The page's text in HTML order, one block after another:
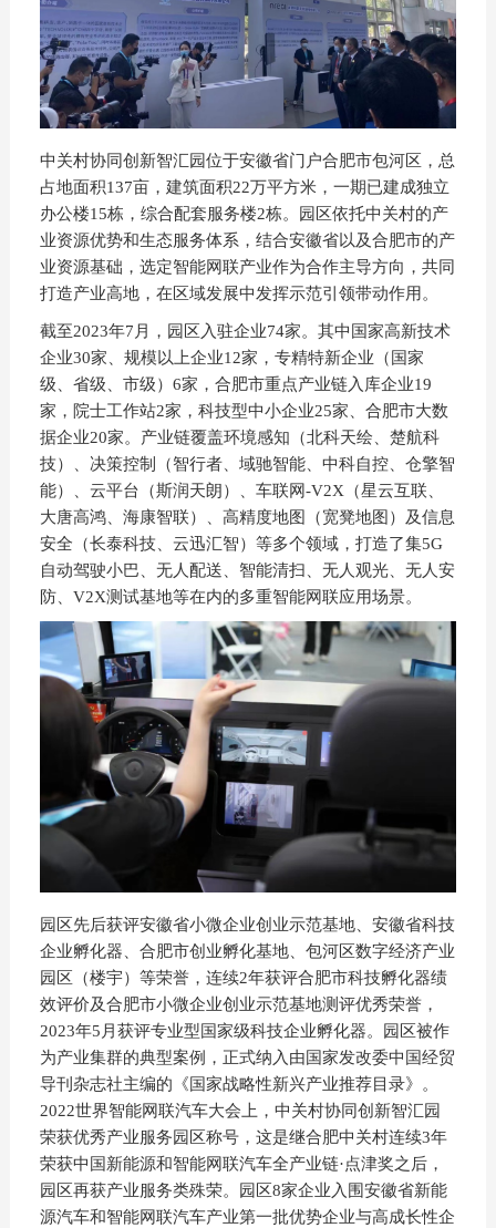
中关村协同创新智汇园位于安徽省门户合肥市包河区，总
占地面积137亩，建筑面积22万平方米，一期已建成独立
办公楼15栋，综合配套服务楼2栋。园区依托中关村的产
业资源优势和生态服务体系，结合安徽省以及合肥市的产
业资源基础，选定智能网联产业作为合作主导方向，共同
打造产业高地，在区域发展中发挥示范引领带动作用。
截至2023年7月，园区入驻企业74家。其中国家高新技术
企业30家、规模以上企业12家，专精特新企业（国家
级、省级、市级）6家，合肥市重点产业链入库企业19
家，院士工作站2家，科技型中⼩企业25家、合肥市大数
据企业20家。产业链覆盖环境感知（北科天绘、楚航科
技）、决策控制（智行者、域驰智能、中科自控、仓擎智
能）、云平台（斯润天朗）、车联网-V2X（星云互联、
大唐高鸿、海康智联）、高精度地图（宽凳地图）及信息
安全（长泰科技、云迅汇智）等多个领域，打造了集5G
自动驾驶小巴、无人配送、智能清扫、无人观光、无人安
防、V2X测试基地等在内的多重智能网联应用场景。
园区先后获评安徽省小微企业创业示范基地、安徽省科技
企业孵化器、合肥市创业孵化基地、包河区数字经济产业
园区（楼宇）等荣誉，连续2年获评合肥市科技孵化器绩
效评价及合肥市小微企业创业示范基地测评优秀荣誉，
2023年5月获评专业型国家级科技企业孵化器。园区被作
为产业集群的典型案例，正式纳入由国家发改委中国经贸
导刊杂志社主编的《国家战略性新兴产业推荐目录》。
2022世界智能网联汽车大会上，中关村协同创新智汇园
荣获优秀产业服务园区称号，这是继合肥中关村连续3年
荣获中国新能源和智能网联汽车全产业链·点津奖之后，
园区再获产业服务类殊荣。园区8家企业入围安徽省新能
源汽车和智能网联汽车产业第一批优势企业与高成长性企